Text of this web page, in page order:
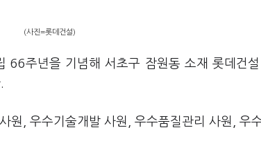
(사진=롯데건설)
66주년을 기념해 서초구 잠원동 소재 롯데건
원, 우수기술개발 사원, 우수품질관리 사원, 우